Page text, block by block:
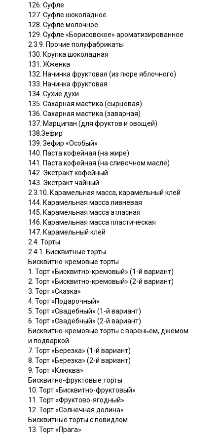
126. Суфле
127. Суфле шоколадное
128. Суфле молочное
129. Суфле «Борисовское» ароматизированное
2.3.9. Прочие полуфабрикаты
130. Крупка шоколадная
131. Жженка
132. Начинка фруктовая (из пюре яблочного)
133. Начинка фруктовая
134. Сухие духи
135. Сахарная мастика (сырцовая)
136. Сахарная мастика (заварная)
137. Марципан (для фруктов и овощей)
138.Зефир
139. Зефир «Особый»
140. Паста кофейная (на жире)
141. Паста кофейная (на сливочном масле)
142. Экстракт кофейный
143. Экстракт чайный
2.3.10. Карамельная масса, карамельный клей
144. Карамельная масса ливневая
145. Карамельная масса атласная
146. Карамельная масса пластическая
147. Карамельный клей
2.4. Торты
2.4.1. Бисквитные торты
Бисквитно-кремовые торты
1. Торт «Бисквитно-кремовый» (1-й вариант)
2. Торт «Бисквитно-кремовый» (2-й вариант)
3. Торт «Сказка»
4. Торт «Подарочный»
5. Торт «Свадебный» (1-й вариант)
6. Торт «Свадебный» (2-й вариант)
Бисквитно-кремовые торты с вареньем, джемом
и подваркой
7. Торт «Березка» (1-й вариант)
8. Торт «Березка» (2-й вариант)
9. Торт «Клюква»
Бисквитно-фруктовые торты
10. Торт «Бисквитно-фруктовый»
11. Торт «Фруктово-ягодный»
12. Торт «Солнечная долина»
Бисквитные торты с повидлом
13. Торт «Прага»